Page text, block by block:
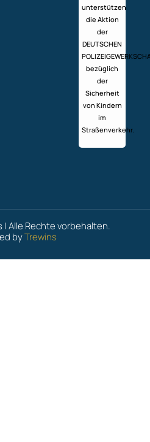
unterstützen
die Aktion
der
DEUTSCHEN
bezüglich
der
Sicherheit
von Kindern
im
Straßenverkehr.
| Alle Rechte vorbehalten.
byTrewins